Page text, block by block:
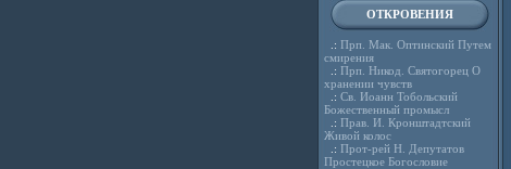
ОТКРОВЕНИЯ
.: Прп. Мак. Оптинский Путем
смирения
.: Прп. Никод. Святогорец О
хранении чувств
.: Св. Иоанн Тобольский
Божественный промысл
.: Прав. И. Кронштадтский
Живой колос
.: Прот-рей Н. Депутатов
Простецкое Богословие